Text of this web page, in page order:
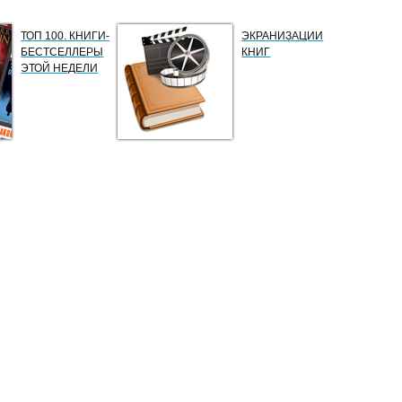
ТОП 100. КНИГИ-
БЕСТСЕЛЛЕРЫ
ЭТОЙ НЕДЕЛИ
ЭКРАНИЗАЦИИ
КНИГ